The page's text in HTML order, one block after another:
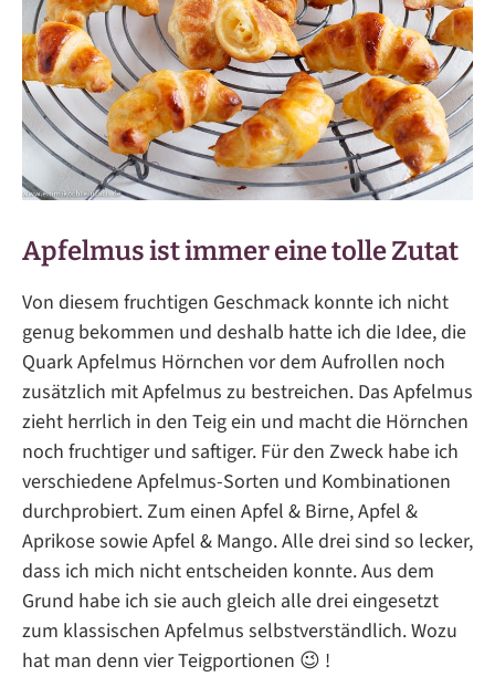
Apfelmus ist immer eine tolle Zutat
Von diesem fruchtigen Geschmack konnte ich nicht
genug bekommen und deshalb hatte ich die Idee, die
Quark Apfelmus Hörnchen vor dem Aufrollen noch
zusätzlich mit Apfelmus zu bestreichen. Das Apfelmus
zieht herrlich in den Teig ein und macht die Hörnchen
noch fruchtiger und saftiger. Für den Zweck habe ich
verschiedene Apfelmus-Sorten und Kombinationen
durchprobiert. Zum einen Apfel & Birne, Apfel &
Aprikose sowie Apfel & Mango. Alle drei sind so lecker,
dass ich mich nicht entscheiden konnte. Aus dem
Grund habe ich sie auch gleich alle drei eingesetzt
zum klassischen Apfelmus selbstverständlich. Wozu
hat man denn vier Teigportionen 😉 !